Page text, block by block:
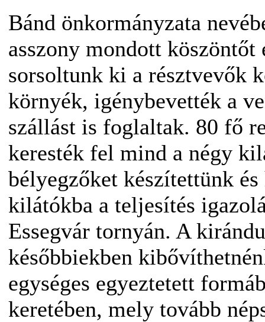
Bánd önkormányzata
asszony mondott
sorsoltunk ki a résztvevők
környék, igénybevették a
szállást is foglaltak. 80 fő
keresték fel mind a négy
bélyegzőket készítettünk
kilátókba a teljesítés
Essegvár tornyán. A
későbbiekben
egységes egyeztetett
keretében, mely tovább